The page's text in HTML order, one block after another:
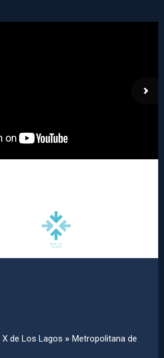
X de Los Lagos » Metropolitana de